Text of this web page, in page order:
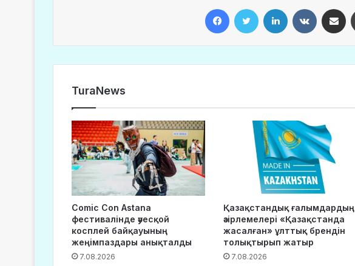
TuraNews
Comic Con Astana
фестивалінде әуесқой
косплей байқауының
жеңімпаздары анықталды
7.08.2026
Қазақстандық ғалымдардың
әзірлемелері «Қазақстанда
жасалған» ұлттық брендін
толықтырып жатыр
7.08.2026